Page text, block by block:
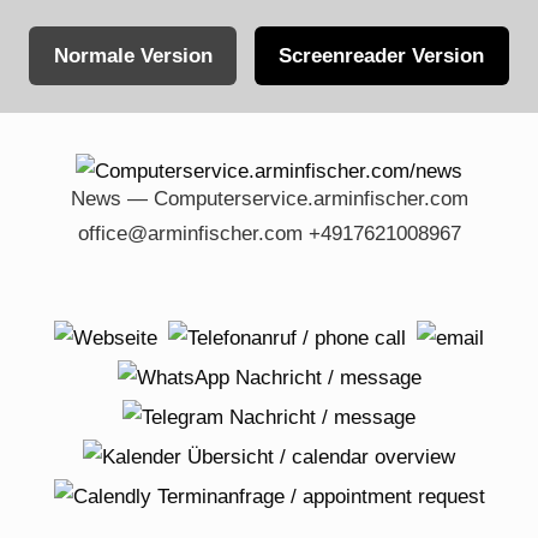
Normale Version Screenreader Version
content
News — Computerservice.arminfischer.com
office@arminfischer.com +4917621008967